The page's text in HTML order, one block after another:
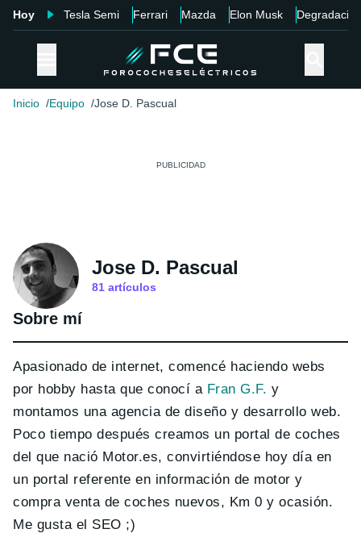
Hoy Tesla Semi Ferrari Mazda Elon Musk Degradación
Inicio Equipo Jose D. Pascual
Jose D. Pascual
81 artículos
Sobre mí
Apasionado de internet, comencé haciendo webs
por hobby hasta que conocí a Fran G.F. y
montamos una agencia de diseño y desarrollo web.
Poco tiempo después creamos un portal de coches
del que nació Motor.es, convirtiéndose hoy día en
un portal referente en información de motor y
compra venta de coches nuevos, Km 0 y ocasión.
Me gusta el SEO ;)